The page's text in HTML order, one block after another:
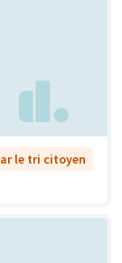
le tri citoyen